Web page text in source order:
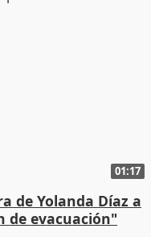
01:17
de Yolanda Díaz a
de evacuación"